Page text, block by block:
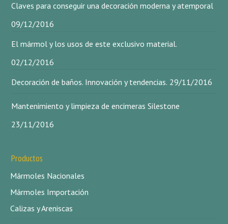
Claves para conseguir una decoración moderna y atemporal
09/12/2016
El mármol y los usos de este exclusivo material.
02/12/2016
Decoración de baños. Innovación y tendencias. 29/11/2016
Mantenimiento y limpieza de encimeras Silestone
23/11/2016
Productos
Mármoles Nacionales
Mármoles Importación
Calizas y Areniscas